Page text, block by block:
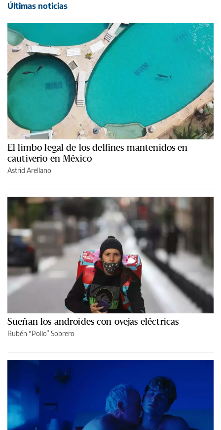
Últimas noticias
El limbo legal de los delfines mantenidos en
cautiverio en México
Astrid Arellano
Sueñan los androides con ovejas eléctricas
Rubén “Pollo” Sobrero